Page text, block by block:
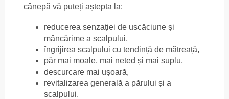
cânepă vă puteți aștepta la:
reducerea senzației de uscăciune și
mâncărime a scalpului,
îngrijirea scalpului cu tendință de mătreață,
păr mai moale, mai neted și mai suplu,
descurcare mai ușoară,
revitalizarea generală a părului și a
scalpului.